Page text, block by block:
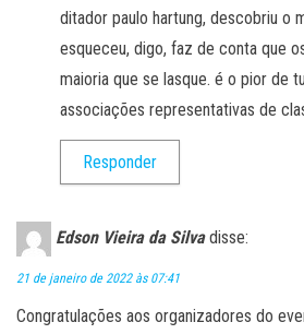
ditador paulo hartung, descobriu o
esqueceu, digo, faz de conta que
maioria que se lasque. é o pior de
associações representativas de
Responder
Edson Vieira da Silva disse:
21 de janeiro de 2022 às 07:41
Congratulações aos organizadores do